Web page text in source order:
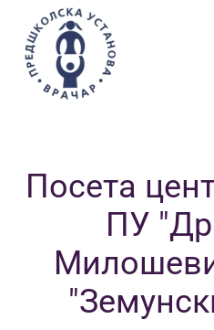
Skip to main content
Посета
ПУ